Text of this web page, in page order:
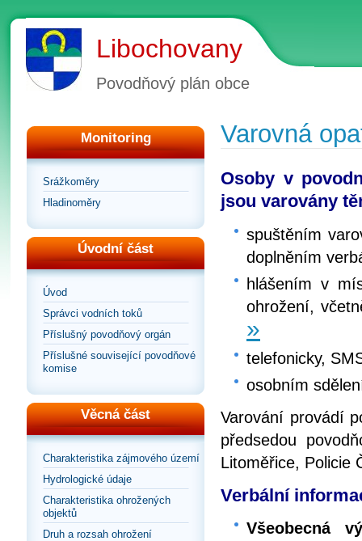
Libochovany
Povodňový plán obce
Monitoring
Srážkoměry
Hladinoměry
Úvodní část
Úvod
Správci vodních toků
Příslušný povodňový orgán
Příslušné související povodňové
komise
Věcná část
Charakteristika zájmového území
Hydrologické údaje
Charakteristika ohrožených
objektů
Druh a rozsah ohrožení
Varovná
Osoby v
jsou varovány
spuštěním
doplněním
hlášením v
ohrožení,
»
telefonicky,
osobním
Varování provádí
předsedou
Litoměřice, Policie
Verbální
Všeobecná